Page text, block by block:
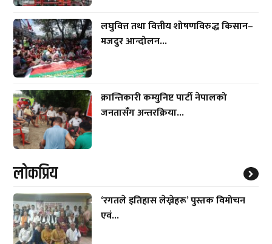
लघुवित्त तथा वित्तीय शोषणविरुद्ध किसान–
मजदुर आन्दोलन...
क्रान्तिकारी कम्युनिष्ट पार्टी नेपालको
जनतासँग अन्तरक्रिया...
लाेकप्रिय
‘रगतले इतिहास लेख्नेहरू’ पुस्तक विमोचन
एवं...